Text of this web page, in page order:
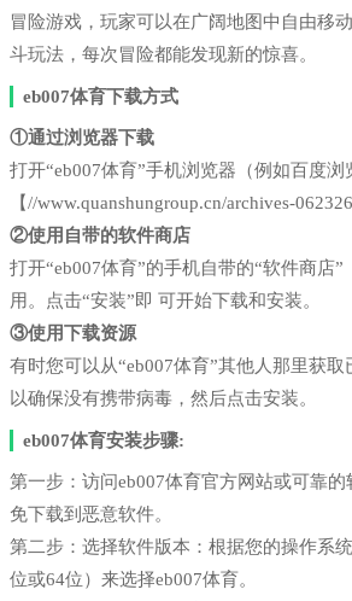
冒险游戏，玩家可以在广阔地图中自由移
斗玩法，每次冒险都能发现新的惊喜。
eb007体育下载方式
①通过浏览器下载
打开“eb007体育”手机浏览器（例如百度
【//www.quanshungroup.cn/archives-
②使用自带的软件商店
打开“eb007体育”的手机自带的“软件商店
用。点击“安装”即 可开始下载和安装。
③使用下载资源
有时您可以从“eb007体育”其他人那里获
以确保没有携带病毒，然后点击安装。
eb007体育安装步骤:
第一步：访问eb007体育官方网站或可靠
免下载到恶意软件。
第二步：选择软件版本：根据您的操作系
位或64位）来选择eb007体育。